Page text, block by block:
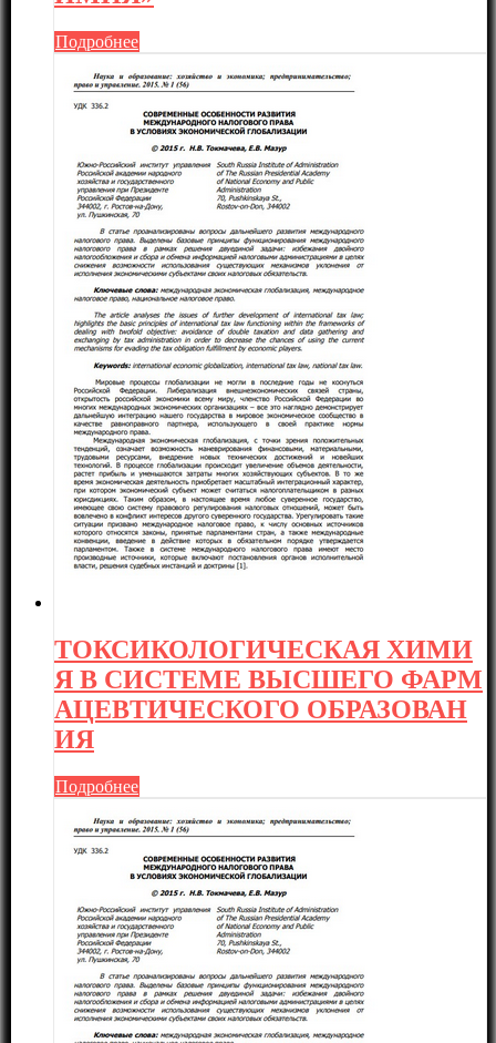
Подробнее
ТОКСИКОЛОГИЧЕСКАЯ ХИМИ
Я В СИСТЕМЕ ВЫСШЕГО ФАРМ
АЦЕВТИЧЕСКОГО ОБРАЗОВАН
ИЯ
Подробнее